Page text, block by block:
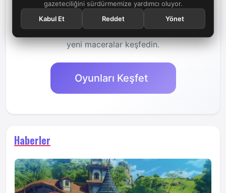
gazeteciliğini sürdürmemize yardımcı oluyor.
Kabul Et
Reddet Yönet
Platformlar
iOS Android Microsoft Windows
Oyun Türü
Rol Yapma
Devasa Çok Oyunculu
Oynaması Ücretsiz
Popüler ve klasik oyunların dünyasına dalın,
yeni maceralar keşfedin.